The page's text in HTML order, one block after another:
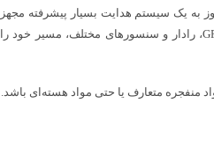
به یک سیستم هدایت بسیار پیشرفته مجهز
هستند، که با استفاده از فناوری‌های GPS، رادار و سنسورهای مختلف، مسیر خود را
متعارف یا حتی مواد هسته‌ای باشد.